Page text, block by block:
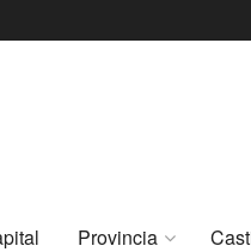
Provincia